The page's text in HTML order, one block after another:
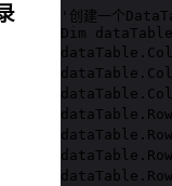
'创建一个
Dim